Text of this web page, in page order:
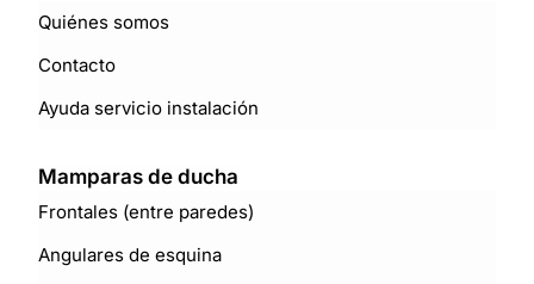
Quiénes somos
Contacto
Ayuda servicio instalación
Mamparas de ducha
Frontales (entre paredes)
Angulares de esquina